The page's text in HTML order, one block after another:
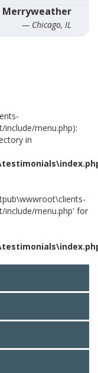
Merryweather
— Chicago, IL
menu.php):
in
include/menu.php' for